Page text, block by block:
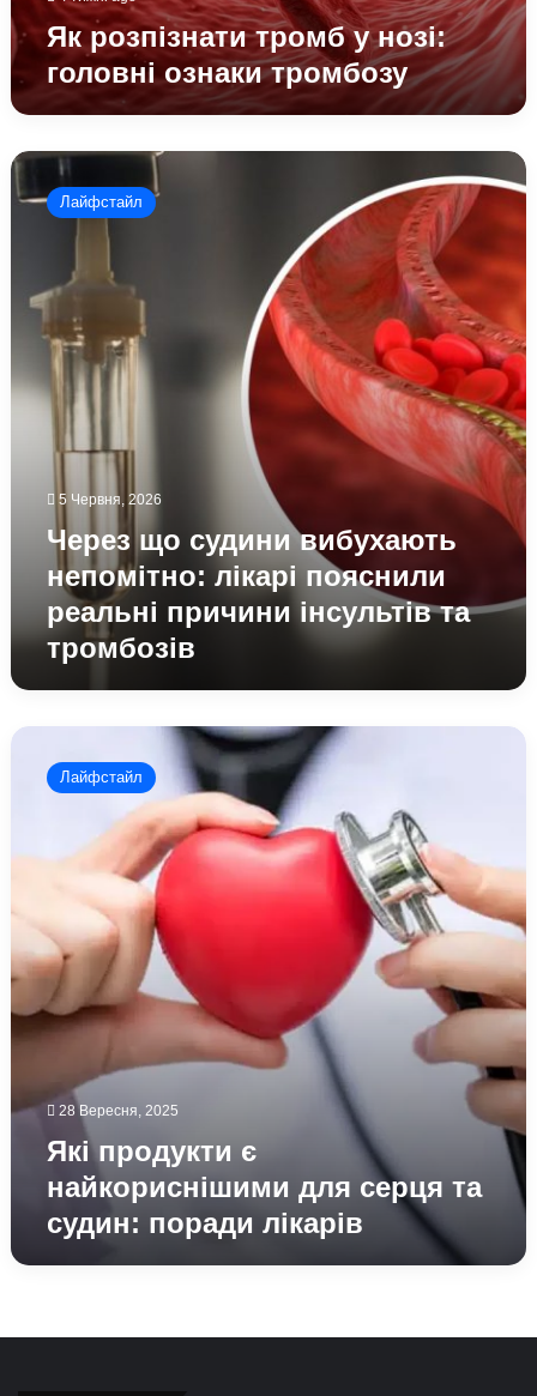
Як розпізнати тромб у нозі:
головні ознаки тромбозу
Через
що
судини
вибухають
лікарі
пояснили
реальні
інсультів
тромбозів
Лайфстайл
5 Червня, 2026
Через що судини вибухають
непомітно: лікарі пояснили
реальні причини інсультів та
тромбозів
Які
продукти
найкориснішими
серця
судин:
поради
лікарів
Лайфстайл
28 Вересня, 2025
Які продукти є
найкориснішими для серця та
судин: поради лікарів